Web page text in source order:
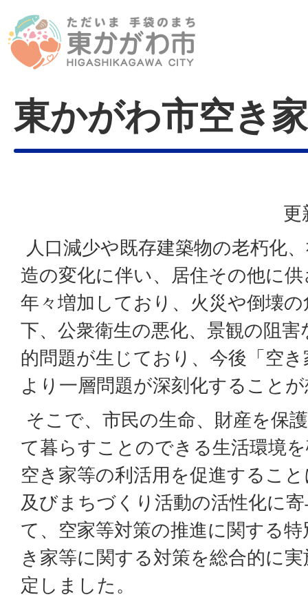
東かがわ市空き
更
人口減少や既存建築物の老朽化
造の変化に伴い、居住その他に
年々増加しており、火災や倒壊
下、公衆衛生の悪化、景観の阻
的問題が生じており、今後「空
より一層問題が深刻化すること
そこで、市民の生命、財産を保
て暮らすことのできる生活環境
空き家等の利活用を促進するこ
及びまちづくり活動の活性化に
て、空家等対策の推進に関する
き家等に関する対策を総合的に
定しました。